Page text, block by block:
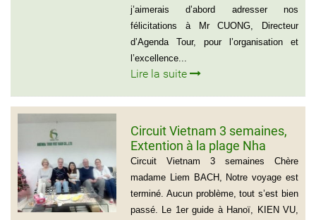
j’aimerais d’abord adresser nos
félicitations à Mr CUONG, Directeur
d’Agenda Tour, pour l’organisation et
l’excellence...
Lire la suite
Circuit Vietnam 3 semaines,
Extention à la plage Nha
Trang, Groupe de Mr Jean-
Pierre KERLING Téléphone en
France: 06 13 01 66 06
Circuit Vietnam 3 semaines Chère
madame Liem BACH, Notre voyage est
terminé. Aucun problème, tout s’est bien
passé. Le 1er guide à Hanoï, KIEN VU,